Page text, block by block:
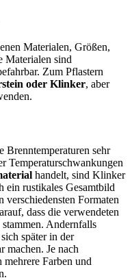
Materialen, Größen,
Materialen sind
Zum Pflastern
oder Klinker, aber
Brenntemperaturen sehr
Temperaturschwankungen
handelt, sind Klinker
ein rustikales Gesamtbild
Formaten
dass die verwendeten
Andernfalls
später in der
machen. Je nach
Farben und